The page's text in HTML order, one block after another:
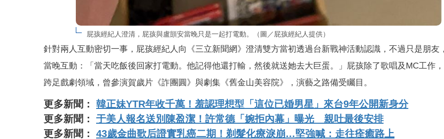
屁孩經紀人澄清，屁孩與盧顗安當晚只是一起打電動。（圖／屁孩經紀人提供）
針對兩人互動密切一事，屁孩經紀人向《三立新聞網》澄清雙方當初透過台新戰神活動認識，不過只是朋友
當晚互動：「當天吃飯後回家打電動。他記得他還打輸，然後就送她去大巨蛋。」屁孩除了歌唱及MC工作
跨足戲劇領域，曾參演賀歲片《詐團圓》與劇集《舊金山美容院》，演藝之路備受矚目。
更多新聞： 韓正妹YTR年收千萬！羞認理想型「這位已婚男星」來台9年公開新身分
更多新聞： 于美人報名送別陳盈潔！許常德「婉拒內幕」曝光 親吐最後安排
更多新聞： 43歲金曲歌后證實乳癌二期！剃髮化療淚崩…堅強喊：走往痊癒路上